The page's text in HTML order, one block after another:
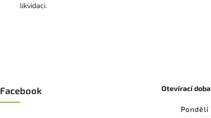
likvidaci.
Facebook Otevírací doba
Pondělí